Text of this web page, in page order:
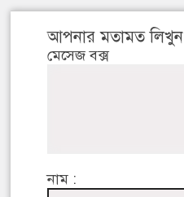
আপনার মতামত লিখুন
মেসেজ বক্স
নাম :